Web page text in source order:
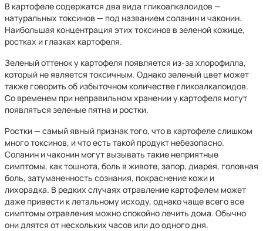
В картофеле содержатся два вида гликоалкалоидов —
натуральных токсинов — под названием соланин и чаконин.
Наибольшая концентрация этих токсинов в зеленой кожице,
ростках и глазках картофеля.
Зеленый оттенок у картофеля появляется из-за хлорофилла,
который не является токсичным. Однако зеленый цвет может
также говорить об избыточном количестве гликоалкалоидов.
Со временем при неправильном хранении у картофеля могут
появляться зеленые пятна и ростки.
Ростки — самый явный признак того, что в картофеле слишком
много токсинов, и что есть такой продукт небезопасно.
Соланин и чаконин могут вызывать такие неприятные
симптомы, как тошнота, боль в животе, запор, диарея, головная
боль, затуманенность сознания, покраснение кожи и
лихорадка. В редких случаях отравление картофелем может
даже привести к летальному исходу, однако чаще всего все
симптомы отравления можно спокойно лечить дома. Обычно
они длятся от нескольких часов или до одного дня.